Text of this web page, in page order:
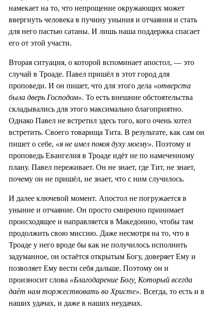
намекает на то, что непрощение окружающих может
ввергнуть человека в пучину уныния и отчаяния и стать
для него пастью сатаны. И лишь наша поддержка спасает
его от этой участи.
Вторая ситуация, о которой вспоминает апостол, — это
случай в Троаде. Павел пришёл в этот город для
проповеди. И он пишет, что для этого дела «отверста
была дверь Господом». То есть внешние обстоятельства
складывались для этого максимально благоприятно.
Однако Павел не встретил здесь того, кого очень хотел
встретить. Своего товарища Тита. В результате, как сам он
пишет о себе, «я не имел покоя духу моему». Поэтому и
проповедь Евангелия в Троаде идёт не по намеченному
плану. Павел переживает. Он не знает, где Тит, не знает,
почему он не пришёл, не знает, что с ним случилось.
И далее ключевой момент. Апостол не погружается в
уныние и отчаяние. Он просто смиренно принимает
происходящее и направляется в Македонию, чтобы там
продолжить свою миссию. Даже несмотря на то, что в
Троаде у него вроде бы как не получилось исполнить
задуманное, он остаётся открытым Богу, доверяет Ему и
позволяет Ему вести себя дальше. Поэтому он и
произносит слова «Благодарение Богу, Который всегда
даёт нам торжествовать во Христе». Всегда, то есть и в
наших удачах, и даже в наших неудачах.